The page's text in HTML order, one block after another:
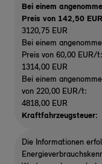
Bei einem
Preis von 142,50
3120,75 EUR
Bei einem
Preis von 60,00 EUR/t:
1314,00 EUR
Bei einem
von 220,00 EUR/t:
4818,00 EUR
Kraftfahrzeugsteuer:
Die Informationen